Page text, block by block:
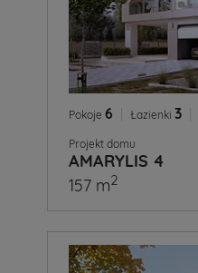
Pokoje 6 Łazienki 3
Projekt domu
AMARYLIS 4
157 m2